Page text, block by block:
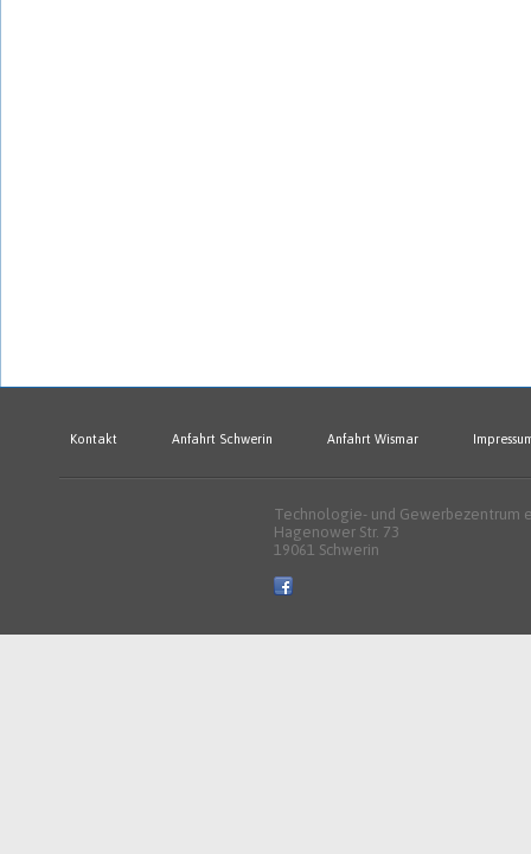
Kontakt Anfahrt Schwerin Anfahrt Wismar
Technologie- und Gewerbezentrum
Hagenower Str. 73
19061 Schwerin